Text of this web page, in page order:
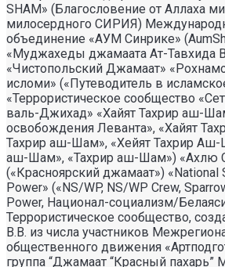
SHAM» (Благословение от Аллаха
милосердного СИРИЯ)
объединение «АУМ Синрике»
«Муджахеды джамаата Ат-Тавхида
«Чистопольский Джамаат»
исломи» («Путеводитель в
«Террористическое сообщество
валь-Джихад» «Хайят Тахрир аш-
освобождения Леванта», «Хайят
Тахрир аш-Шам», «Хейят Тахрир Аш-
аш-Шам», «Тахрир аш-Шам») «Ахлю
(«Красноярский джамаат») «National
Power» («NS/WP, NS/WP Crew,
Power, Национал-социализм/
Террористическое сообщество,
В.В. из числа участников
общественного движения
группа “Джамаат “Красный пахарь”